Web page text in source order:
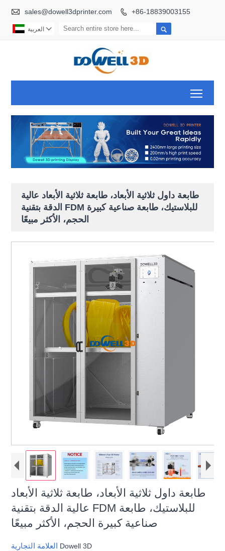
 sales@dowell3dprinter.com  +86-18839003155
 العربية 
طابعة داول ثلاثية الأبعاد، طابعة ثلاثية الأبعاد عالية
الدقة بتقنية FDM للبلاستيك، طابعة صناعية كبيرة
الحجم، الأكثر مبيعًا
طابعة داول ثلاثية الأبعاد، طابعة ثلاثية الأبعاد
عالية الدقة بتقنية FDM للبلاستيك، طابعة
صناعية كبيرة الحجم، الأكثر مبيعًا
Dowell 3D